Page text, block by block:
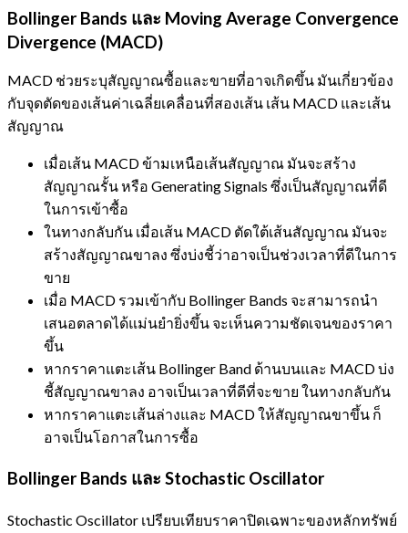
Bollinger Bands และ Moving Average Convergence
Divergence (MACD)
MACD ช่วยระบุสัญญาณซื้อและขายที่อาจเกิดขึ้น มันเกี่ยวข้อง
กับจุดตัดของเส้นค่าเฉลี่ยเคลื่อนที่สองเส้น เส้น MACD และเส้น
สัญญาณ
เมื่อเส้น MACD ข้ามเหนือเส้นสัญญาณ มันจะสร้าง
สัญญาณรั้น หรือ Generating Signals ซึ่งเป็นสัญญาณที่ดี
ในการเข้าซื้อ
ในทางกลับกัน เมื่อเส้น MACD ตัดใต้เส้นสัญญาณ มันจะ
สร้างสัญญาณขาลง ซึ่งบ่งชี้ว่าอาจเป็นช่วงเวลาที่ดีในการ
ขาย
เมื่อ MACD รวมเข้ากับ Bollinger Bands จะสามารถนำ
เสนอตลาดได้แม่นยำยิ่งขึ้น จะเห็นความชัดเจนของราคา
ขึ้น
หากราคาแตะเส้น Bollinger Band ด้านบนและ MACD บ่ง
ชี้สัญญาณขาลง อาจเป็นเวลาที่ดีที่จะขาย ในทางกลับกัน
หากราคาแตะเส้นล่างและ MACD ให้สัญญาณขาขึ้น ก็
อาจเป็นโอกาสในการซื้อ
Bollinger Bands และ Stochastic Oscillator
Stochastic Oscillator เปรียบเทียบราคาปิดเฉพาะของหลักทรัพย์